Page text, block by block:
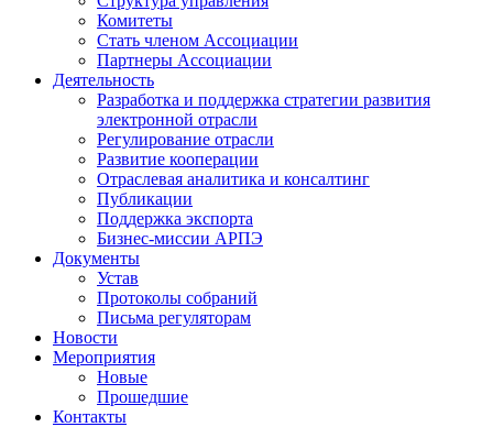
Комитеты
Стать членом Ассоциации
Партнеры Ассоциации
Деятельность
Разработка и поддержка стратегии развития
электронной отрасли
Регулирование отрасли
Развитие кооперации
Отраслевая аналитика и консалтинг
Публикации
Поддержка экспорта
Бизнес-миссии АРПЭ
Документы
Устав
Протоколы собраний
Письма регуляторам
Новости
Мероприятия
Новые
Прошедшие
Контакты